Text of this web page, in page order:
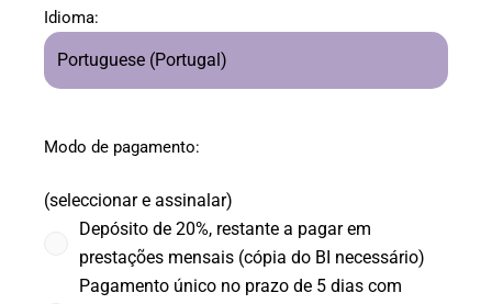
Idioma:
Modo de pagamento:
(seleccionar e assinalar)
Depósito de 20%, restante a pagar em
prestações mensais (cópia do BI necessário)
Pagamento único no prazo de 5 dias com